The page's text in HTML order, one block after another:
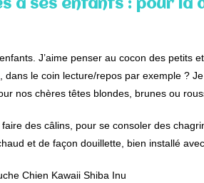
à ses enfants : pour la
J’aime penser au cocon des petits
, dans le coin lecture/repos par exemple ?
nos chères têtes blondes, brunes ou
des câlins, pour se consoler des
et de façon douillette, bien installé